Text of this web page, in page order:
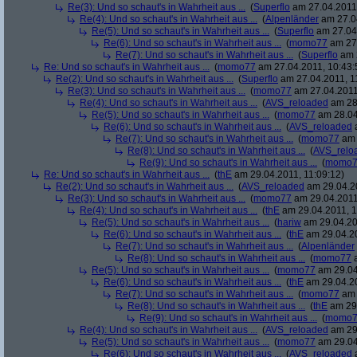
Re(3): Und so schaut's in Wahrheit aus ... (Superflo am
Re(4): Und so schaut's in Wahrheit aus ... (Alpenländer am
Re(5): Und so schaut's in Wahrheit aus ... (Superflo am
Re(6): Und so schaut's in Wahrheit aus ... (momo77 am
Re(7): Und so schaut's in Wahrheit aus ... (Superflo am
Re: Und so schaut's in Wahrheit aus ... (momo77 am 27.04.2011,
Re(2): Und so schaut's in Wahrheit aus ... (Superflo am 27.04.2011,
Re(3): Und so schaut's in Wahrheit aus ... (momo77 am
Re(4): Und so schaut's in Wahrheit aus ... (AVS_reloaded am
Re(5): Und so schaut's in Wahrheit aus ... (momo77 am
Re(6): Und so schaut's in Wahrheit aus ... (AVS_reloaded
Re(7): Und so schaut's in Wahrheit aus ... (momo77 am
Re(8): Und so schaut's in Wahrheit aus ... (
Re(9): Und so schaut's in Wahrheit aus ... (
Re: Und so schaut's in Wahrheit aus ... (thE am 29.04.2011, 11:09:12)
Re(2): Und so schaut's in Wahrheit aus ... (AVS_reloaded am
Re(3): Und so schaut's in Wahrheit aus ... (momo77 am
Re(4): Und so schaut's in Wahrheit aus ... (thE am 29.04.2011,
Re(5): Und so schaut's in Wahrheit aus ... (hariw am
Re(6): Und so schaut's in Wahrheit aus ... (thE am
Re(7): Und so schaut's in Wahrheit aus ... (Alpenländer
Re(8): Und so schaut's in Wahrheit aus ... (momo77
Re(5): Und so schaut's in Wahrheit aus ... (momo77 am
Re(6): Und so schaut's in Wahrheit aus ... (thE am
Re(7): Und so schaut's in Wahrheit aus ... (momo77
Re(8): Und so schaut's in Wahrheit aus ... (thE am
Re(9): Und so schaut's in Wahrheit aus ... (
Re(4): Und so schaut's in Wahrheit aus ... (AVS_reloaded am
Re(5): Und so schaut's in Wahrheit aus ... (momo77 am
Re(6): Und so schaut's in Wahrheit aus ... (AVS_reloaded